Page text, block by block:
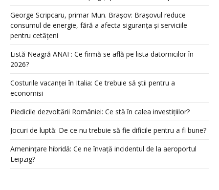
George Scripcaru, primar Mun. Brașov: Brașovul reduce
consumul de energie, fără a afecta siguranța și serviciile
pentru cetățeni
Listă Neagră ANAF: Ce firmă se află pe lista datornicilor în
2026?
Costurile vacanței în Italia: Ce trebuie să știi pentru a
economisi
Piedicile dezvoltării României: Ce stă în calea investițiilor?
Jocuri de luptă: De ce nu trebuie să fie dificile pentru a fi bune?
Amenințare hibridă: Ce ne învață incidentul de la aeroportul
Leipzig?